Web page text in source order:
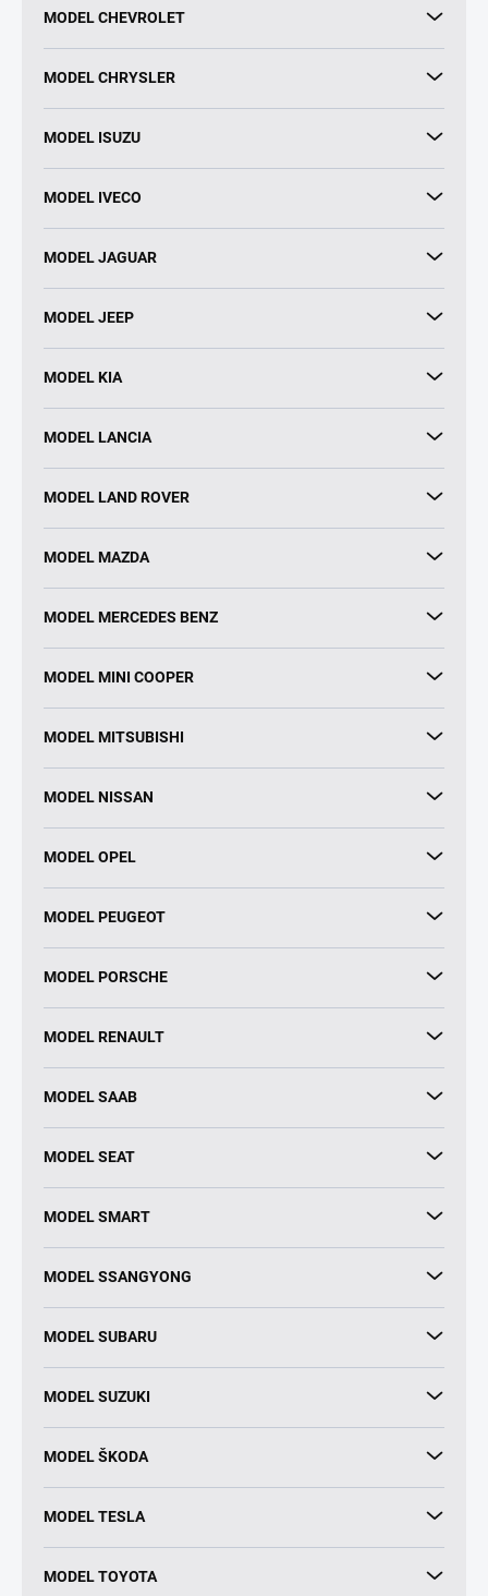
MODEL CHEVROLET
MODEL CHRYSLER
MODEL ISUZU
MODEL IVECO
MODEL JAGUAR
MODEL JEEP
MODEL KIA
MODEL LANCIA
MODEL LAND ROVER
MODEL MAZDA
MODEL MERCEDES BENZ
MODEL MINI COOPER
MODEL MITSUBISHI
MODEL NISSAN
MODEL OPEL
MODEL PEUGEOT
MODEL PORSCHE
MODEL RENAULT
MODEL SAAB
MODEL SEAT
MODEL SMART
MODEL SSANGYONG
MODEL SUBARU
MODEL SUZUKI
MODEL ŠKODA
MODEL TESLA
MODEL TOYOTA